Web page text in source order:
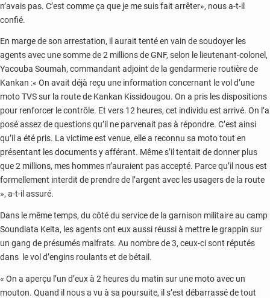
n’avais pas. C’est comme ça que je me suis fait arrêter», nous a-t-il
confié.
En marge de son arrestation, il aurait tenté en vain de soudoyer les
agents avec une somme de 2 millions de GNF, selon le lieutenant-colonel,
Yacouba Soumah, commandant adjoint de la gendarmerie routière de
Kankan :« On avait déjà reçu une information concernant le vol d’une
moto TVS sur la route de Kankan Kissidougou. On a pris les dispositions
pour renforcer le contrôle. Et vers 12 heures, cet individu est arrivé. On l’a
posé assez de questions qu’il ne parvenait pas à répondre. C’est ainsi
qu’il a été pris. La victime est venue, elle a reconnu sa moto tout en
présentant les documents y afférant. Même s’il tentait de donner plus
que 2 millions, mes hommes n’auraient pas accepté. Parce qu’il nous est
formellement interdit de prendre de l’argent avec les usagers de la route
», a-t-il assuré.
Dans le même temps, du côté du service de la garnison militaire au camp
Soundiata Keita, les agents ont eux aussi réussi à mettre le grappin sur
un gang de présumés malfrats. Au nombre de 3, ceux-ci sont réputés
dans le vol d’engins roulants et de bétail.
« On a aperçu l’un d’eux à 2 heures du matin sur une moto avec un
mouton. Quand il nous a vu à sa poursuite, il s’est débarrassé de tout